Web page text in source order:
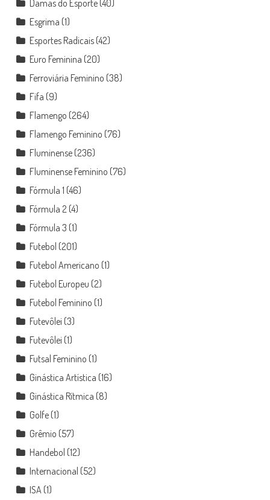
Damas do Esporte(40)
Esgrima (1)
Esportes Radicais(42)
Euro Feminina (20)
Ferroviária Feminino (38)
Fifa (9)
Flamengo (264)
Flamengo Feminino (76)
Fluminense(236)
Fluminense Feminino (76)
Fórmula 1 (46)
Fórmula 2(4)
Fórmula 3 (1)
Futebol (201)
Futebol Americano (1)
Futebol Europeu (2)
Futebol Feminino (1)
Futevôlei (3)
Futevôlei (1)
Futsal Feminino (1)
Ginástica Artística (16)
Ginástica Rítmica (8)
Golfe(1)
Grêmio (57)
Handebol (12)
Internacional (52)
ISA(1)